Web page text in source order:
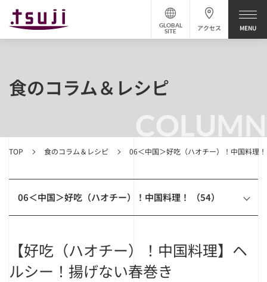
アクセス
GLOBAL
SITE
COLUMN
TOP 食のコラム＆レシピ 06＜中国＞好吃（ハオチー）！中国料理！
食のコラム＆レシピ
06＜中国＞好吃（ハオチー）！中国料理！ （54）
【好吃（ハオチー）！中国料理】ヘ
ルシー！揚げない春巻き